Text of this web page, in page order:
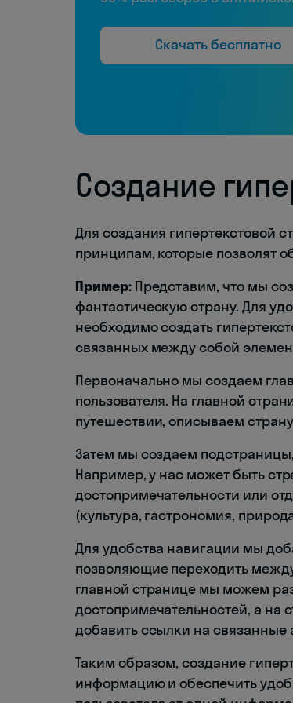
Скачать бесплатно
Создание
Для создания гипертекстовой
принципам, которые позволят
Пример:Представим, что мы
фантастическую страну. Для
необходимо создать
связанных между собой
Первоначально мы создаем
пользователя. На главной
путешествии, описываем
Затем мы создаем
Например, у нас может быть
достопримечательности или
(культура, гастрономия,
Для удобства навигации мы
позволяющие переходить
главной странице мы можем
достопримечательностей, а на
добавить ссылки на связанные
Таким образом, создание
информацию и обеспечить